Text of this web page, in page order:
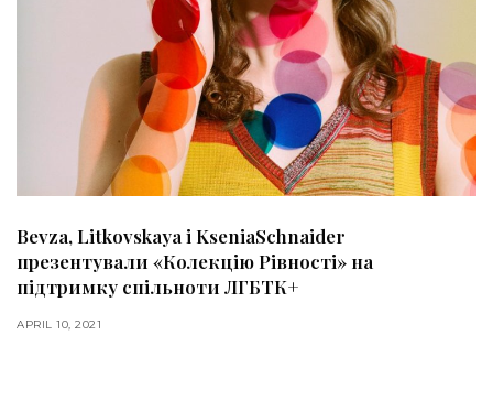
Bevza, Litkovskaya і KseniaSchnaider
презентували «Колекцію Рівності» на
підтримку спільноти ЛГБТК+
APRIL 10, 2021